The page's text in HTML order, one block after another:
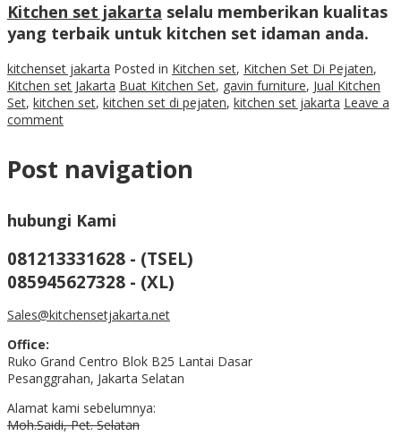
Kitchen set jakarta selalu memberikan kualitas
yang terbaik untuk kitchen set idaman anda.
kitchenset jakarta Posted in Kitchen set, Kitchen Set Di Pejaten,
Kitchen set Jakarta Buat Kitchen Set, gavin furniture, Jual Kitchen
Set, kitchen set, kitchen set di pejaten, kitchen set jakarta Leave a
comment
Post navigation
hubungi Kami
081213331628 - (TSEL)
085945627328 - (XL)
Sales@kitchensetjakarta.net
Office:
Ruko Grand Centro Blok B25 Lantai Dasar
Pesanggrahan, Jakarta Selatan
Alamat kami sebelumnya:
Moh.Saidi, Pet. Selatan